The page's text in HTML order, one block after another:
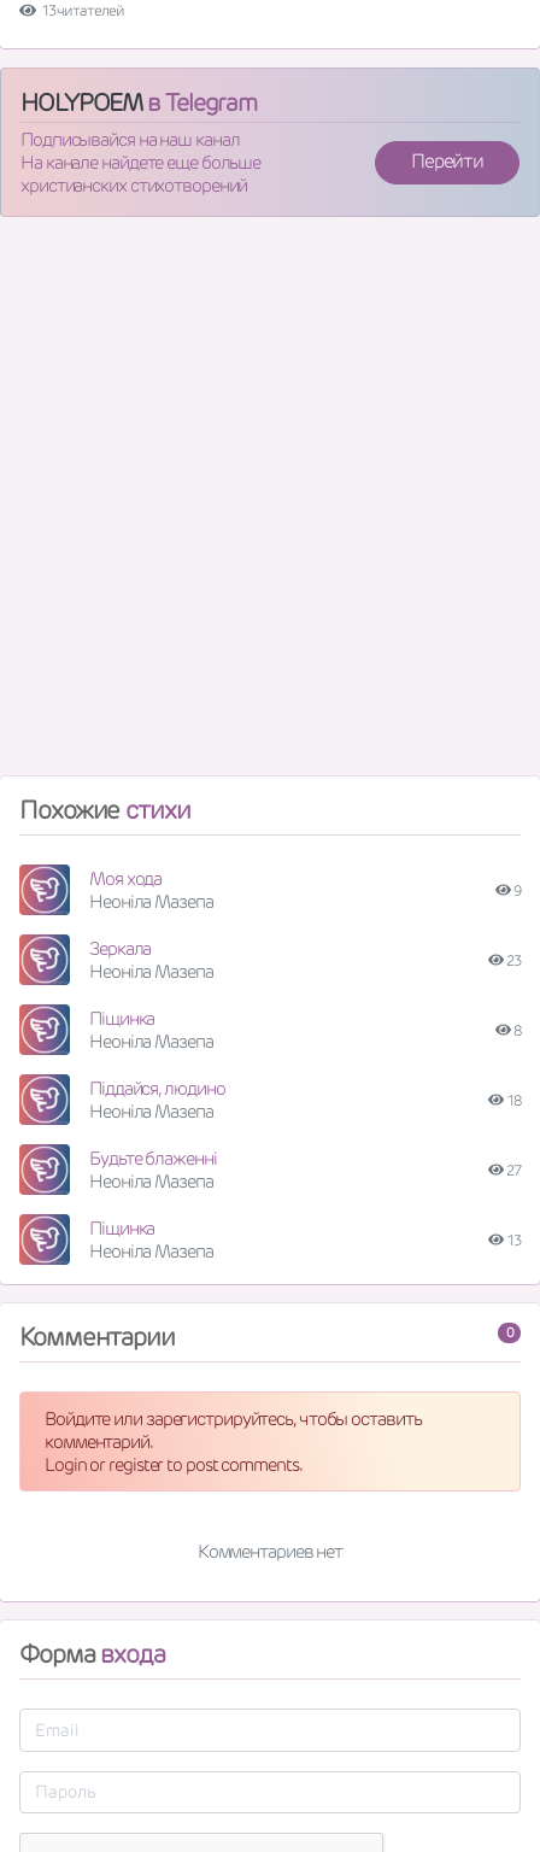
13 читателей
HOLYPOEMв Telegram
Подписывайся на наш канал
На канале найдете еще больше
христианских стихотворений
Перейти
Похожие стихи
Моя хода
Неоніла Мазепа
9
Зеркала
Неоніла Мазепа
23
Піщинка
Неоніла Мазепа
8
Піддайся, людино
Неоніла Мазепа
18
Будьте блаженні
Неоніла Мазепа
27
Піщинка
Неоніла Мазепа
13
0
Комментарии
Войдите или зарегистрируйтесь, чтобы оставить
комментарий.
Login or register to post comments.
Комментариев нет
Формавхода